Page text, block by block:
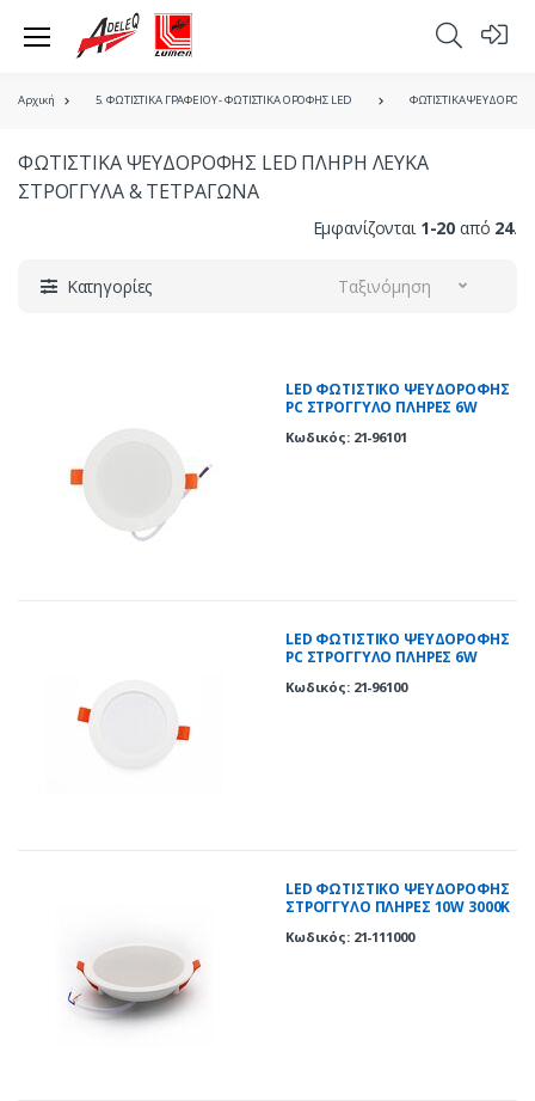
Αρχική 5. ΦΩΤΙΣΤΙΚΑ ΓΡΑΦΕΙΟΥ - ΦΩΤΙΣΤΙΚΑ ΟΡΟΦΗΣ LED ΦΩΤΙΣΤΙΚΑ
ΦΩΤΙΣΤΙΚΑ ΨΕΥΔΟΡΟΦΗΣ LED ΠΛΗΡΗ ΛΕΥΚΑ
ΣΤΡΟΓΓΥΛΑ & ΤΕΤΡΑΓΩΝΑ
Εμφανίζονται 1-20 από 24.
Κατηγορίες Ταξινόμηση
LED ΦΩΤΙΣΤΙΚΟ ΨΕΥΔΟΡΟΦΗΣ
PC ΣΤΡΟΓΓΥΛΟ ΠΛΗΡΕΣ 6W
Κωδικός: 21-96101
LED ΦΩΤΙΣΤΙΚΟ ΨΕΥΔΟΡΟΦΗΣ
PC ΣΤΡΟΓΓΥΛΟ ΠΛΗΡΕΣ 6W
Κωδικός: 21-96100
LED ΦΩΤΙΣΤΙΚΟ ΨΕΥΔΟΡΟΦΗΣ
ΣΤΡΟΓΓΥΛΟ ΠΛΗΡΕΣ 10W 3000K
Κωδικός: 21-111000